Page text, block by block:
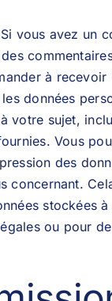
Si vous avez un
à recevoir
données
votre sujet,
Vous
des
concernant.
stockées
ou pour